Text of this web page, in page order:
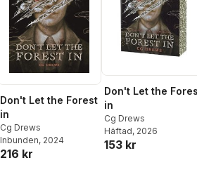
Don't Let the Forest
in
Cg Drews
Inbunden, 2024
216 kr
Don't Let the
in
Cg Drews
Häftad, 2026
153 kr